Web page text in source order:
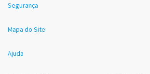
Segurança
Mapa do Site
Ajuda